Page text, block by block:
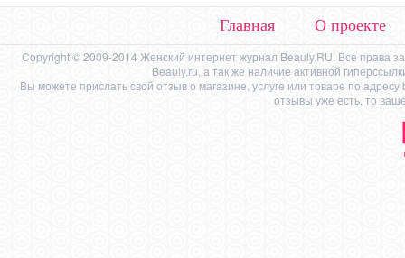
Главная О проекте
Copyright © 2009-2014 Женский интернет журнал Beauly.RU. Все права
Beauly.ru, а так же наличие активной
Вы можете прислать свой отзыв о магазине, услуге или товаре по адресу
отзывы уже есть, то